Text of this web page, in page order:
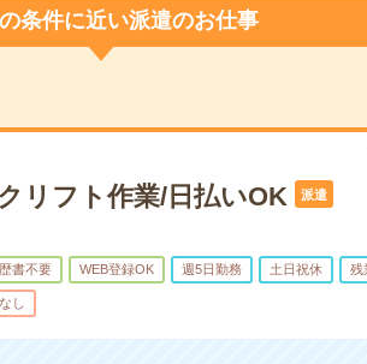
条件に近い派遣のお仕事
リフト作業/日払いOK 派遣
書不要 WEB登録OK 週5日勤務 土日祝休 残
し